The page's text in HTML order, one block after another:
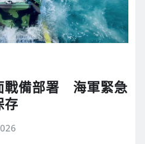
戰備部署 海軍緊急
存